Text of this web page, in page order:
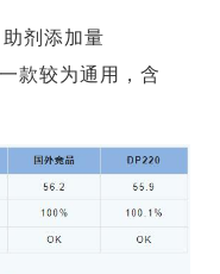
剂添加量
款较为通用，含